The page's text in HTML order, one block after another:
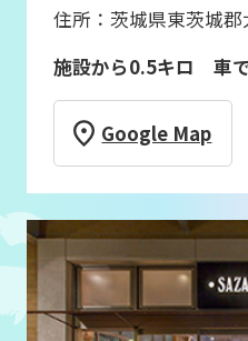
住所：茨城県東茨城
施設から0.5キロ 車
Google Map